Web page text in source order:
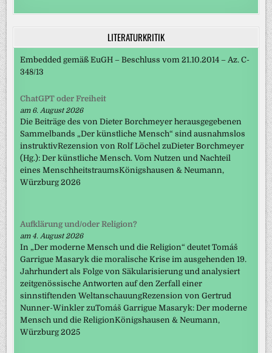
LITERATURKRITIK
Embedded gemäß EuGH – Beschluss vom 21.10.2014 – Az. C-
348/13
ChatGPT oder Freiheit
am 6. August 2026
Die Beiträge des von Dieter Borchmeyer herausgegebenen
Sammelbands „Der künstliche Mensch“ sind ausnahmslos
instruktivRezension von Rolf Löchel zuDieter Borchmeyer
(Hg.): Der künstliche Mensch. Vom Nutzen und Nachteil
eines MenschheitstraumsKönigshausen & Neumann,
Würzburg 2026
Aufklärung und/oder Religion?
am 4. August 2026
In „Der moderne Mensch und die Religion“ deutet Tomáš
Garrigue Masaryk die moralische Krise im ausgehenden 19.
Jahrhundert als Folge von Säkularisierung und analysiert
zeitgenössische Antworten auf den Zerfall einer
sinnstiftenden WeltanschauungRezension von Gertrud
Nunner-Winkler zuTomáš Garrigue Masaryk: Der moderne
Mensch und die ReligionKönigshausen & Neumann,
Würzburg 2025